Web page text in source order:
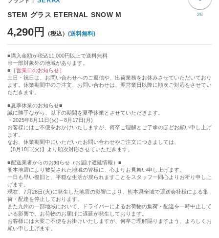
29
STEM グラス ETERNAL SNOW M
4,290円 (送料無料)
購入金額が税込11,000円以上で送料無料
※一部対象外の地域があります。
［営業日のお知らせ］
土日・祝日は、お問い合わせへのご返信や、出荷業務をお休みさせていただいており
ます。休業期間中のご注文、お問い合わせは、翌営業日以降に順次ご対応をさせてい
ただきます。
■夏季休業のお知らせ■
誠に勝手ながら、以下の期間を夏季休業とさせていただきます。
・2025年8月11日(火)～8月17日(月)
お客様にはご不便をおかけいたしますが、何卒ご理解とご了承のほどお願い申し上げ
ます。
なお、休業期間中にいただいたお問い合わせやご注文につきましては、
【8月18日(火)】より順次対応させていただきます。
■配送業者からのお知らせ（お届け遅延情報）■
熊本地震により被災された地域の皆様に、心よりお見舞い申し上げます。
一日も早い復旧と、平穏な生活が戻られますことをスタッフ一同心よりお祈り申し上
げます。
現在、7月28日(火)に発生した地震の影響により、熊本県全域で運送会社様による集
荷・配達を停止しております。
また九州の一部地域において、ドライバーによるお荷物の集荷・配達を一時中止して
いる影響で、お荷物のお届けに遅延が発生しております。
お客様には大変ご不便をお掛けいたしますが、何卒ご理解賜りますよう、よろしくお
願い申し上げます。